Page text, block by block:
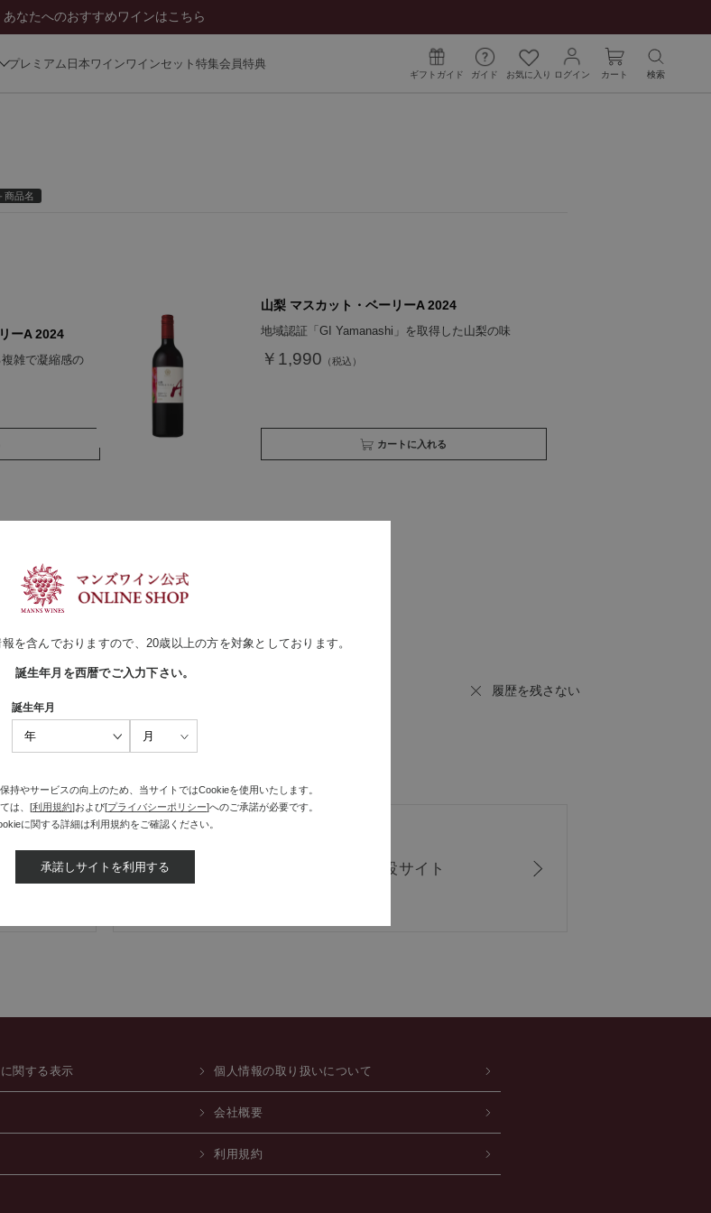
あなたへのおすすめワインはこちら
プレミアム日本ワインワインセット 特集会員特典
ギフトガイド ガイド お気に入り ログイン カート 検索
商品名
ーA 2024
雑で凝縮感の
山梨 マスカット・ベーリーA 2024
地域認証「GI Yamanashi」を取得した山梨の味
￥1,990
買い物かごへ入れる
最近見た商品がありません。
履歴を残さない
特設サイト
関する表示 個人情報の取り扱いについて
会社概要
利用規約
を含んでおりますので、20歳以上の方を対象としております。
誕生年月を西暦でご入力下さい。
誕生年月
持やサービスの向上のため、当サイトではCookieを使用いたします。
は、[利用規約]および[プライバシーポリシー]へのご承諾が必要です。
に関する詳細は利用規約をご確認ください。
承諾しサイトを利用する